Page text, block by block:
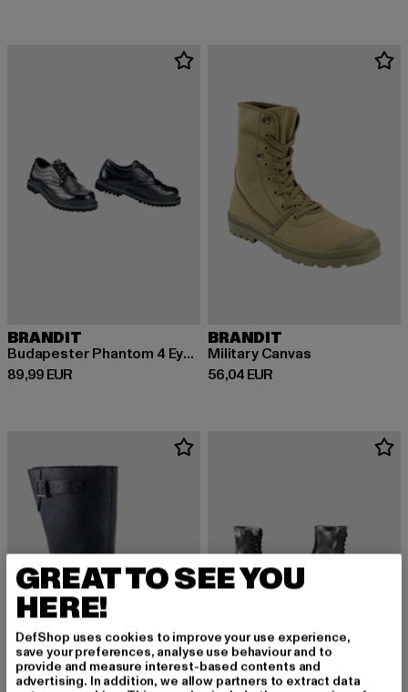
BRANDIT
Budapester Phantom 4 Eye Boot
89,99 EUR
Derzeitiger Preis: 89,99 EUR
BRANDIT
Military Canvas
56,04 EUR
Derzeitiger Preis: 56,04 EUR
GREAT TO SEE YOU
HERE!
DefShop uses cookies to improve your use experience,
save your preferences, analyse use behaviour and to
provide and measure interest-based contents and
advertising. In addition, we allow partners to extract data